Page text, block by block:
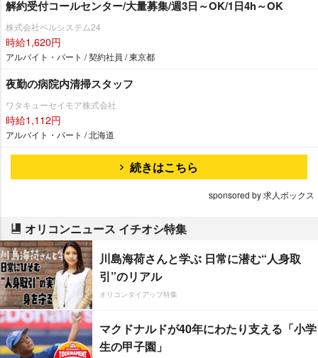
解約受付コールセンター/大量募集/週3日～OK/1日4h～OK
株式会社ベルシステム24
時給1,620円
アルバイト・パート / 契約社員 / 東京都
夜勤の病院内清掃スタッフ
ワタキューセイモア株式会社
時給1,112円
アルバイト・パート / 北海道
続きはこちら
sponsored by 求人ボックス
オリコンニュース イチオシ特集
川島海荷さんと学ぶ 日常に潜む“人身取
引”のリアル
オリコンタイアップ特集
マクドナルドが40年にわたり支える「小学
生の甲子園」